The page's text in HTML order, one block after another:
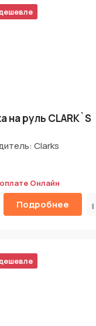
на руль CLARK`S
Clarks
Онлайн
Подробнее
обработку